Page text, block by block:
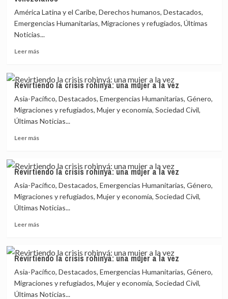
puente
aéreo
auxiliar
a
Etiopía
América Latina y el Caribe, Derechos humanos, Destacados,
Emergencias Humanitarias, Migraciones y refugiados, Últimas
Noticias...
Leer másLeer
ONU
critica
a
Trinidad
y
por
niños
venezolanos
Revirtiendo la crisis rohinyá: una mujer a la vez
Asia-Pacífico, Destacados, Emergencias Humanitarias, Género,
Migraciones y refugiados, Mujer y economía, Sociedad Civil,
Últimas Noticias...
Leer másLeer
Revirtiendo
la
crisis
rohinyá:
una
a
Revirtiendo la crisis rohinyá: una mujer a la vez
Asia-Pacífico, Destacados, Emergencias Humanitarias, Género,
Migraciones y refugiados, Mujer y economía, Sociedad Civil,
Últimas Noticias...
Leer másLeer
Revirtiendo
la
crisis
rohinyá:
una
Revirtiendo la crisis rohinyá: una mujer a la vez
Asia-Pacífico, Destacados, Emergencias Humanitarias, Género,
Migraciones y refugiados, Mujer y economía, Sociedad Civil,
Últimas Noticias...